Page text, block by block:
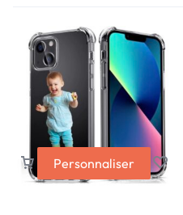
Personnaliser